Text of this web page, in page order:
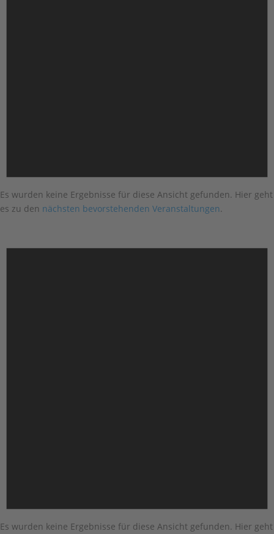
Es wurden keine Ergebnisse für diese Ansicht gefunden. Hier geht
es zu den nächsten bevorstehenden Veranstaltungen.
Es wurden keine Ergebnisse für diese Ansicht gefunden. Hier geht